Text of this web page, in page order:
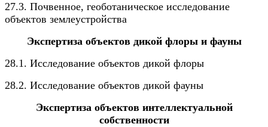
27.3. Почвенное, геоботаническое исследование
объектов землеустройства
Экспертиза объектов дикой флоры и фауны
28.1. Исследование объектов дикой флоры
28.2. Исследование объектов дикой фауны
Экспертиза объектов интеллектуальной
собственности